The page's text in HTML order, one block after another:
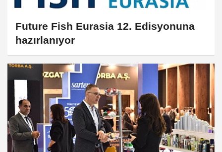
Future Fish Eurasia 12. Edisyonuna
hazırlanıyor